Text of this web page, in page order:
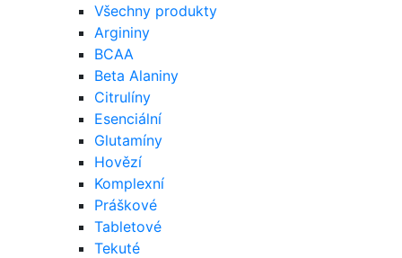
Všechny produkty
Argininy
BCAA
Beta Alaniny
Citrulíny
Esenciální
Glutamíny
Hovězí
Komplexní
Práškové
Tabletové
Tekuté